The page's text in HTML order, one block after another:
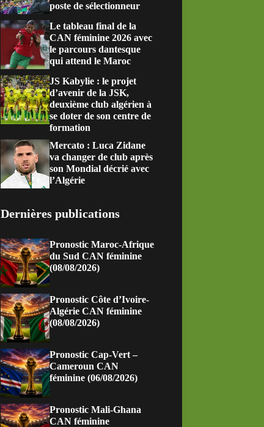
poste de sélectionneur
Le tableau final de la
CAN féminine 2026 avec
le parcours dantesque
qui attend le Maroc
JS Kabylie : le projet
d’avenir de la JSK,
deuxième club algérien à
se doter de son centre de
formation
Mercato : Luca Zidane
va changer de club après
son Mondial décrié avec
l’Algérie
Dernières publications
Pronostic Maroc-Afrique
du Sud CAN féminine
(08/08/2026)
Pronostic Côte d’Ivoire-
Algérie CAN féminine
(08/08/2026)
Pronostic Cap-Vert –
Cameroun CAN
féminine (06/08/2026)
Pronostic Mali-Ghana
CAN féminine